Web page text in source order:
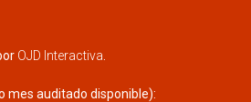
OJD Interactiva
mes auditado disponible):